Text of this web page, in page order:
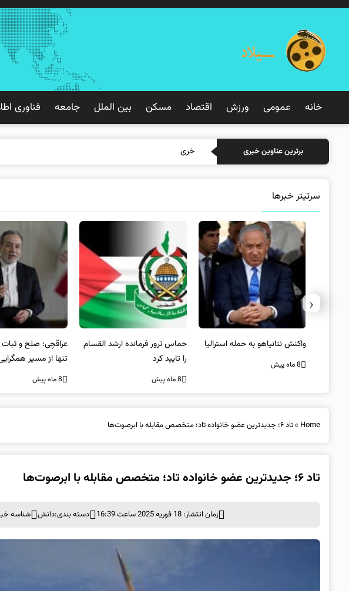
خانه عمومی ورزش اقتصاد مسکن بین الملل جامعه فناوری
برترین عناوین خبری خرید بیمه: سنتی یا آنلاین؟
سرتیتر خبرها
واکنش نتانیاهو به حمله استرالیا
8 ماه پیش
حماس ترور فرمانده ارشد القسام
را تایید کرد
8 ماه پیش
عراقچی: صلح و ثبات
تنها از مسیر
محقق می‌شود
8 ماه پیش
‹
Home
»تاد ۶؛ جدیدترین عضو خانواده تاد؛ متخصص مقابله با ابرصوت‌ها
تاد ۶؛ جدیدترین عضو خانواده تاد؛ متخصص مقابله با ابرصوت‌ها
زمان انتشار: 18 فوریه 2025 ساعت 16:39 دسته بندی:دانش شناسه خبر: